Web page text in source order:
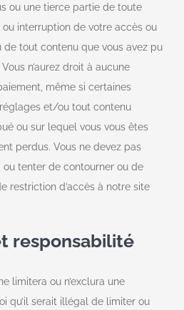
ou une tierce partie de toute
interruption de votre accès ou
tout contenu que vous avez pu
n’aurez droit à aucune
même si certaines
et/ou tout contenu
ou sur lequel vous vous êtes
perdus. Vous ne devez pas
ou tenter de contourner ou de
restriction d’accès à notre site
responsabilité
limitera ou n’exclura une
qu’il serait illégal de limiter ou